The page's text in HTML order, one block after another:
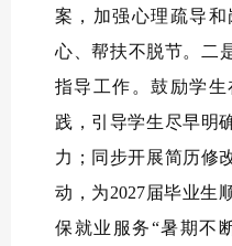
案，加强心理疏导
心、帮扶不脱节。二
指导工作。鼓励学
践，引导学生尽早明
力；同步开展简历修
动，为2027届毕业生
保就业服务“暑期不